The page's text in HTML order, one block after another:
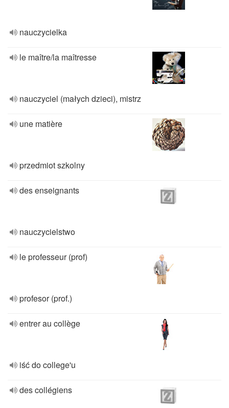
nauczycielka
le maître/la maîtresse
nauczyciel (małych dzieci), mistrz
une matière
przedmiot szkolny
des enseignants
nauczycielstwo
le professeur (prof)
profesor (prof.)
entrer au collège
iść do college'u
des collégiens